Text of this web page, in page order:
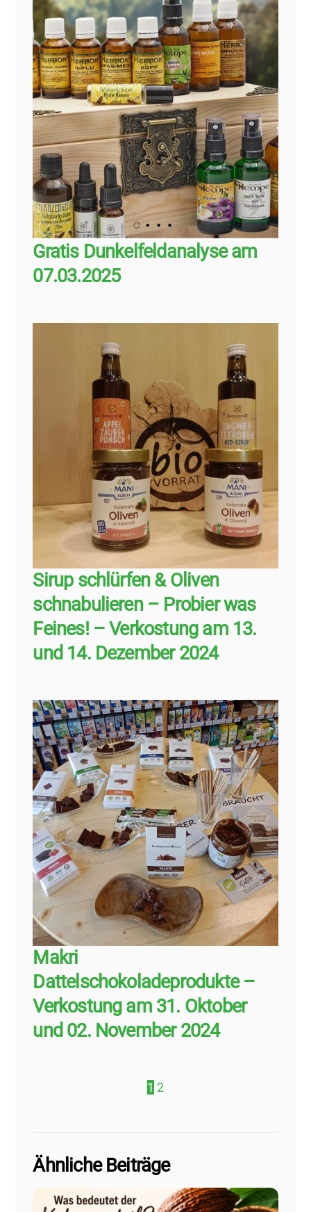
Gratis Dunkelfeldanalyse am
07.03.2025
Sirup schlürfen & Oliven
schnabulieren – Probier was
Feines! – Verkostung am 13.
und 14. Dezember 2024
Makri
Dattelschokoladeprodukte –
Verkostung am 31. Oktober
und 02. November 2024
1 2
Ähnliche Beiträge